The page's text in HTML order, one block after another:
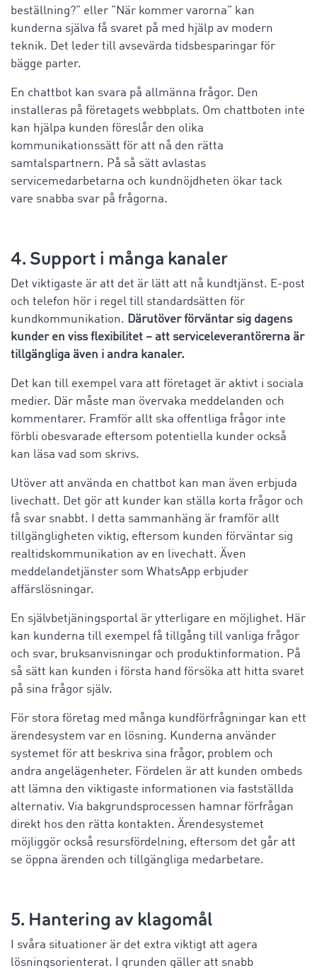
beställning?” eller ”När kommer varorna” kan
kunderna själva få svaret på med hjälp av modern
teknik. Det leder till avsevärda tidsbesparingar för
bägge parter.
En chattbot kan svara på allmänna frågor. Den
installeras på företagets webbplats. Om chattboten inte
kan hjälpa kunden föreslår den olika
kommunikationssätt för att nå den rätta
samtalspartnern. På så sätt avlastas
servicemedarbetarna och kundnöjdheten ökar tack
vare snabba svar på frågorna.
4. Support i många kanaler
Det viktigaste är att det är lätt att nå kundtjänst. E-post
och telefon hör i regel till standardsätten för
kundkommunikation. Därutöver förväntar sig dagens
kunder en viss flexibilitet – att serviceleverantörerna är
tillgängliga även i andra kanaler.
Det kan till exempel vara att företaget är aktivt i sociala
medier. Där måste man övervaka meddelanden och
kommentarer. Framför allt ska offentliga frågor inte
förbli obesvarade eftersom potentiella kunder också
kan läsa vad som skrivs.
Utöver att använda en chattbot kan man även erbjuda
livechatt. Det gör att kunder kan ställa korta frågor och
få svar snabbt. I detta sammanhäng är framför allt
tillgängligheten viktig, eftersom kunden förväntar sig
realtidskommunikation av en livechatt. Även
meddelandetjänster som WhatsApp erbjuder
affärslösningar.
En självbetjäningsportal är ytterligare en möjlighet. Här
kan kunderna till exempel få tillgång till vanliga frågor
och svar, bruksanvisningar och produktinformation. På
så sätt kan kunden i första hand försöka att hitta svaret
på sina frågor själv.
För stora företag med många kundförfrågningar kan ett
ärendesystem var en lösning. Kunderna använder
systemet för att beskriva sina frågor, problem och
andra angelägenheter. Fördelen är att kunden ombeds
att lämna den viktigaste informationen via fastställda
alternativ. Via bakgrundsprocessen hamnar förfrågan
direkt hos den rätta kontakten. Ärendesystemet
möjliggör också resursfördelning, eftersom det går att
se öppna ärenden och tillgängliga medarbetare.
5. Hantering av klagomål
I svåra situationer är det extra viktigt att agera
lösningsorienterat. I grunden gäller att snabb